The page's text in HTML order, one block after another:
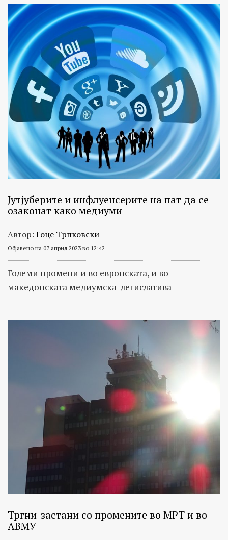
Јутјуберите и инфлуенсерите на пат да се
озаконат како медиуми
Автор: Гоце Трпковски
Објавено на 07 април 2023 во 12:42
Големи промени и во европската, и во
македонската медиумска легислатива
Тргни-застани со промените во МРТ и во
АВМУ